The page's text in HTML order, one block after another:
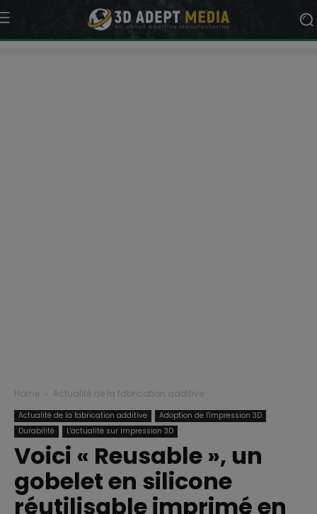
Home Actualité de la fabrication additive
Actualité de la fabrication additive
Adoption de l'impression 3D
Durabilité
L'actualité sur impression 3D
Voici « Reusable », un
gobelet en silicone
réutilisable imprimé en